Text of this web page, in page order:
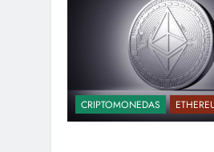
CRIPTOMONEDAS